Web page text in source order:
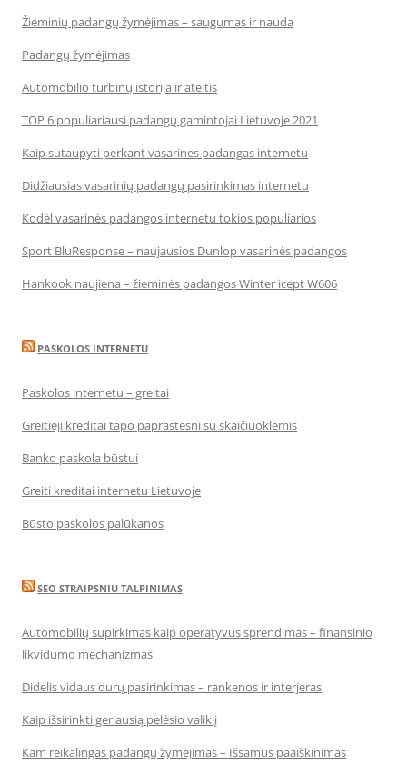
Žieminių padangų žymėjimas – saugumas ir nauda
Padangų žymėjimas
Automobilio turbinų istorija ir ateitis
TOP 6 populiariausi padangų gamintojai Lietuvoje 2021
Kaip sutaupyti perkant vasarines padangas internetu
Didžiausias vasarinių padangų pasirinkimas internetu
Kodėl vasarinės padangos internetu tokios populiarios
Sport BluResponse – naujausios Dunlop vasarinės padangos
Hankook naujiena – žieminės padangos Winter icept W606
PASKOLOS INTERNETU
Paskolos internetu – greitai
Greitieji kreditai tapo paprastesni su skaičiuoklėmis
Banko paskola būstui
Greiti kreditai internetu Lietuvoje
Būsto paskolos palūkanos
SEO STRAIPSNIU TALPINIMAS
Automobilių supirkimas kaip operatyvus sprendimas – finansinio
likvidumo mechanizmas
Didelis vidaus durų pasirinkimas – rankenos ir interjeras
Kaip išsirinkti geriausią pelėsio valiklį
Kam reikalingas padangų žymėjimas – Išsamus paaiškinimas